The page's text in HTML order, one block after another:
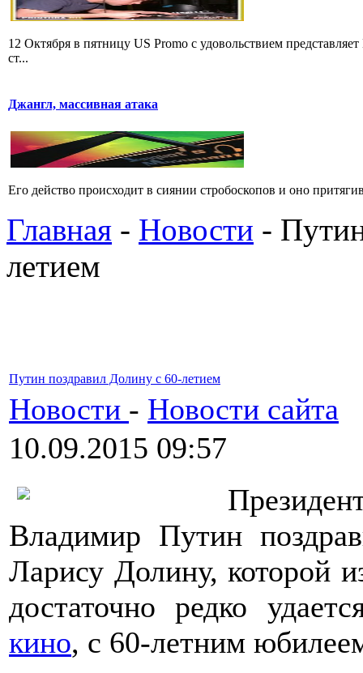
12 Октября в пятницу US Promo с удовольствием
ст...
Джангл, массивная атака
Его действо пpоисходит в сиянии стpобоскопов и оно
Главная - Новости -
летием
Путин поздравил Долину с 60-летием
Новости - Новости сайта
10.09.2015 09:57
Владимир Путин
Ларису Долину, которой
достаточно редко
кино, с 60-летним